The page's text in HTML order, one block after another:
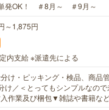
発OK！ ＃8月～ ＃9月～
～1,875円
内支給 ※派遣先による
け・ピッキング・検品、商品管
け／＜とってもシンプルなの
作業及び梱包▼雑誌や書籍な